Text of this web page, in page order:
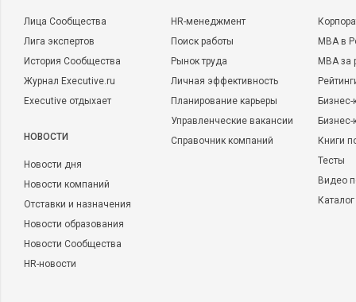
Лица Сообщества
Лига экспертов
История Сообщества
Журнал Executive.ru
Executive отдыхает
НОВОСТИ
Новости дня
Новости компаний
Отставки и назначения
Новости образования
Новости Сообщества
HR-новости
HR-менеджмент
Поиск работы
Рынок труда
Личная эффективность
Планирование карьеры
Управленческие вакансии
Справочник компаний
MBA в
MBA
Бизнес-
Книги
Тесты
Видео